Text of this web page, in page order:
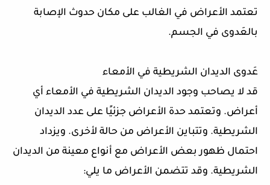
تعتمد الأعراض في الغالب على مكان حدوث الإصابة
بالعَدوى في الجسم.
عَدوى الديدان الشريطية في الأمعاء
قد لا يصاحب وجود الديدان الشريطية في الأمعاء أي
أعراض. وتعتمد حدة الأعراض جزئيًا على عدد الديدان
الشريطية. وتتباين الأعراض من حالة لأخرى. ويزداد
احتمال ظهور بعض الأعراض مع أنواع معينة من الديدان
الشريطية. وقد تتضمن الأعراض ما يلي: